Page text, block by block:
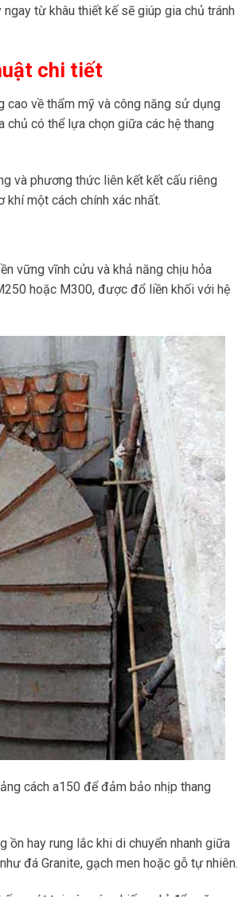
từ khâu thiết kế sẽ giúp gia chủ tránh
chi tiết
cao về thẩm mỹ và công năng sử dụng
có thể lựa chọn giữa các hệ thang
và phương thức liên kết kết cấu riêng
một cách chính xác nhất.
vững vĩnh cửu và khả năng chịu hỏa
hoặc M300, được đổ liền khối với hệ
cách a150 để đảm bảo nhịp thang
hay rung lắc khi di chuyển nhanh giữa
đá Granite, gạch men hoặc gỗ tự nhiên.